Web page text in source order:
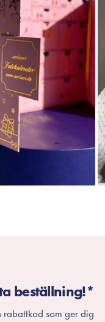
beställning!*
som ger dig